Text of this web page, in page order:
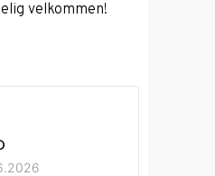
velkommen!